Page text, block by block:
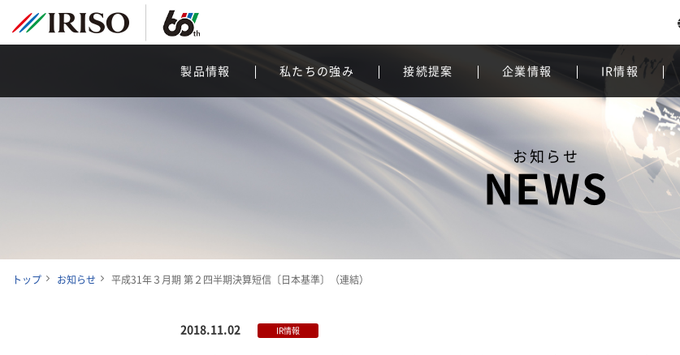
製品情報 私たちの強み 接続提案 企業情報 IR情報
お知らせ
NEWS
トップ お知らせ 平成31年３月期 第２四半期決算短信〔日本基準〕（連結）
2018.11.02 IR情報